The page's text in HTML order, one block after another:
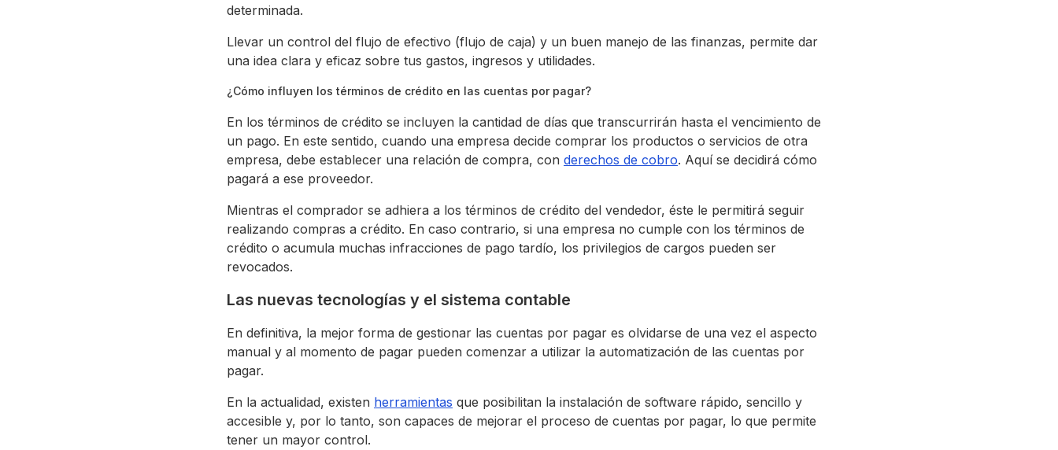
determinada.
Llevar un control del flujo de efectivo (flujo de caja) y un buen manejo de las finanzas, permite dar
una idea clara y eficaz sobre tus gastos, ingresos y utilidades.
¿Cómo influyen los términos de crédito en las cuentas por pagar?
En los términos de crédito se incluyen la cantidad de días que transcurrirán hasta el vencimiento de
un pago. En este sentido, cuando una empresa decide comprar los productos o servicios de otra
empresa, debe establecer una relación de compra, con derechos de cobro. Aquí se decidirá cómo
pagará a ese proveedor.
Mientras el comprador se adhiera a los términos de crédito del vendedor, éste le permitirá seguir
realizando compras a crédito. En caso contrario, si una empresa no cumple con los términos de
crédito o acumula muchas infracciones de pago tardío, los privilegios de cargos pueden ser
revocados.
Las nuevas tecnologías y el sistema contable
En definitiva, la mejor forma de gestionar las cuentas por pagar es olvidarse de una vez el aspecto
manual y al momento de pagar pueden comenzar a utilizar la automatización de las cuentas por
pagar.
En la actualidad, existen herramientas que posibilitan la instalación de software rápido, sencillo y
accesible y, por lo tanto, son capaces de mejorar el proceso de cuentas por pagar, lo que permite
tener un mayor control.